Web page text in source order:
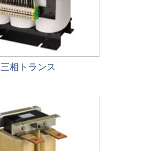
三相トランス